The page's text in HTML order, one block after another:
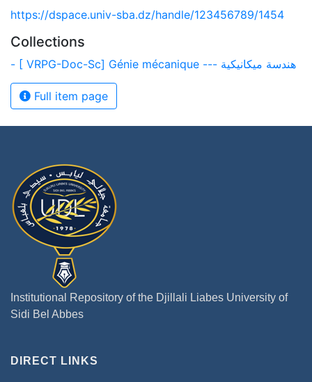
https://dspace.univ-sba.dz/handle/123456789/1454
Collections
- [ VRPG-Doc-Sc] Génie mécanique --- هندسة ميكانيكية
Full item page
Institutional Repository of the Djillali Liabes University of
Sidi Bel Abbes
DIRECT LINKS